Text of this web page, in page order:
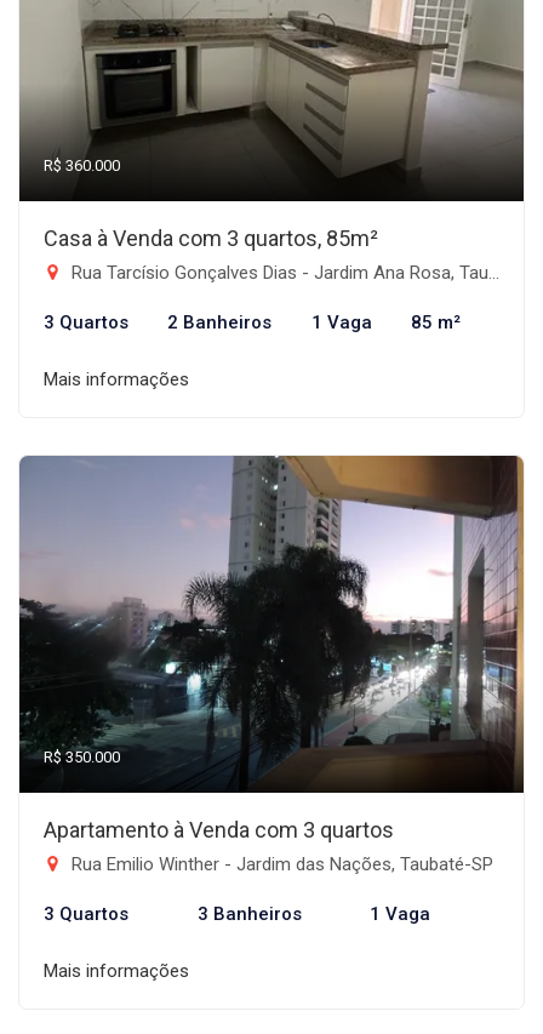
R$ 360.000
Casa à Venda com 3 quartos, 85m²
Rua Tarcísio Gonçalves Dias - Jardim Ana Rosa, Taubaté-SP
3 Quartos 2 Banheiros 1 Vaga 85 m²
Mais informações
R$ 350.000
Apartamento à Venda com 3 quartos
Rua Emilio Winther - Jardim das Nações, Taubaté-SP
3 Quartos 3 Banheiros 1 Vaga
Mais informações